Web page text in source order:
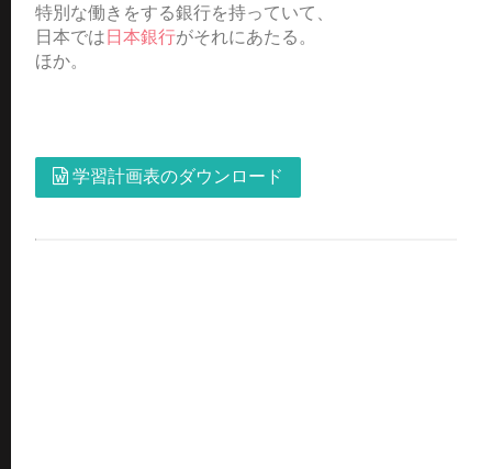
特別な働きをする銀行を持っていて、
日本では 日本銀行がそれにあたる。
ほか。
学習計画表のダウンロード